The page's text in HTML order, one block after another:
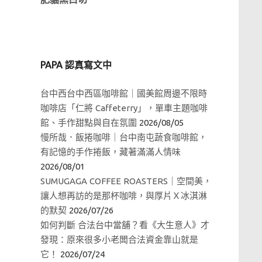
PAPA 認真寫文中
台中西台中西區咖啡館｜國美館周邊不限時
咖啡店「仁將 Caffeterry」，單車主題咖啡
館、手作甜點與自在氛圍 2026/08/05
慢所哉．飯捲咖啡｜台中南屯蔬食咖啡館，
有記憶的手作捲飯，藏著滿滿人情味
2026/08/01
SUMUGAGA COFFEE ROASTERS｜空間美，
讓人想再訪的是那杯咖啡，與厚片Ｘ冰淇淋
的默契 2026/07/26
如何判斷 合法台中當舖？看《大生意人》才
發現：原來很多小老闆合法資金靠山就是
它！
2026/07/24